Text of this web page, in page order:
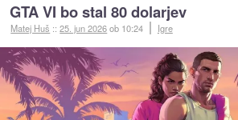
GTA VI bo stal 80 dolarjev
Matej Huš ::25. jun 2026ob 10:24 Igre